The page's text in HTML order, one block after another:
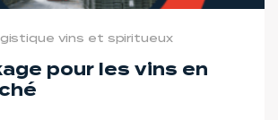
vins et spiritueux
pour les vins en